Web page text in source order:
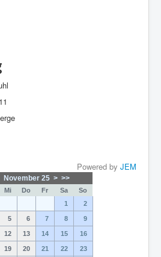
Powered by JEM
November 25 > >>
Mi Do Fr Sa
So
1
2
5 6 7 8 9
12 13 14 15 16
19 20 21 22 23